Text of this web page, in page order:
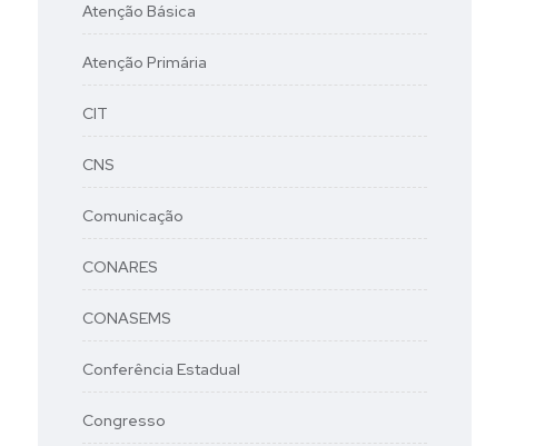
Atenção Básica
Atenção Primária
CIT
CNS
Comunicação
CONARES
CONASEMS
Conferência Estadual
Congresso